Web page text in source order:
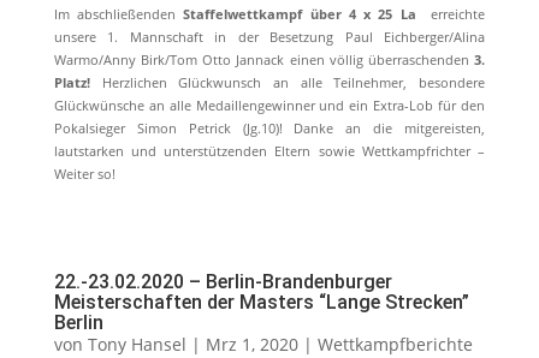
Im abschließendenStaffelwettkampf über 4 x 25 La
erreichte
unsere 1. Mannschaft in der Besetzung Paul Eichberger/Alina
Warmo/Anny Birk/Tom Otto Jannack einen völlig überraschenden3.
Platz! Herzlichen Glückwunsch an alle Teilnehmer, besondere
Glückwünsche an alle Medaillengewinner und ein Extra-Lob für den
Pokalsieger Simon Petrick (Jg.10)! Danke an die mitgereisten,
lautstarken und unterstützenden Eltern sowie Wettkampfrichter –
Weiter so!
22.-23.02.2020 – Berlin-Brandenburger
Meisterschaften der Masters “Lange Strecken”
Berlin
von Tony Hansel | Mrz 1, 2020| Wettkampfberichte